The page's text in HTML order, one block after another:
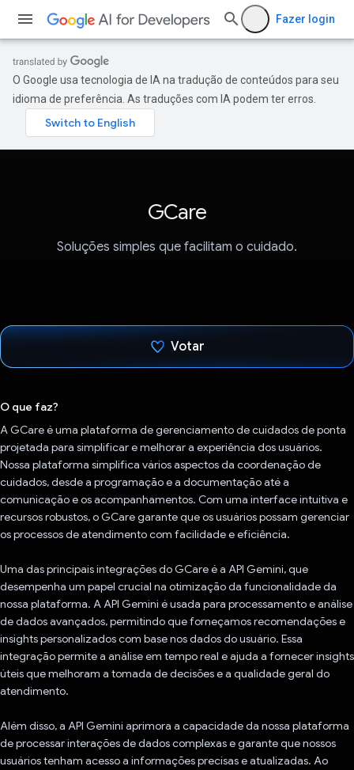
Fazer login
O Google usa tecnologia de IA na tradução de conteúdos para seu
idioma de preferência. As traduções com IA podem ter erros.
GCare
Soluções simples que facilitam o cuidado.
Votar
O que faz?
A GCare é uma plataforma de gerenciamento de cuidados de ponta
projetada para simplificar e melhorar a experiência dos usuários.
Nossa plataforma simplifica vários aspectos da coordenação de
cuidados, desde a programação e a documentação até a
comunicação e os acompanhamentos. Com uma interface intuitiva e
recursos robustos, o GCare garante que os usuários possam gerenciar
os processos de atendimento com facilidade e eficiência.
Uma das principais integrações do GCare é a API Gemini, que
desempenha um papel crucial na otimização da funcionalidade da
nossa plataforma. A API Gemini é usada para processamento e análise
de dados avançados, permitindo que forneçamos recomendações e
insights personalizados com base nos dados do usuário. Essa
integração permite a análise em tempo real e ajuda a fornecer insights
úteis que melhoram a tomada de decisões e a qualidade geral do
atendimento.
Além disso, a API Gemini aprimora a capacidade da nossa plataforma
de processar interações de dados complexas e garante que nossos
usuários tenham acesso a informações precisas e atualizadas. Ao